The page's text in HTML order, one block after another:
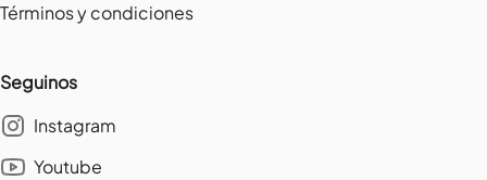
Términos y condiciones
Seguinos
Instagram
Youtube